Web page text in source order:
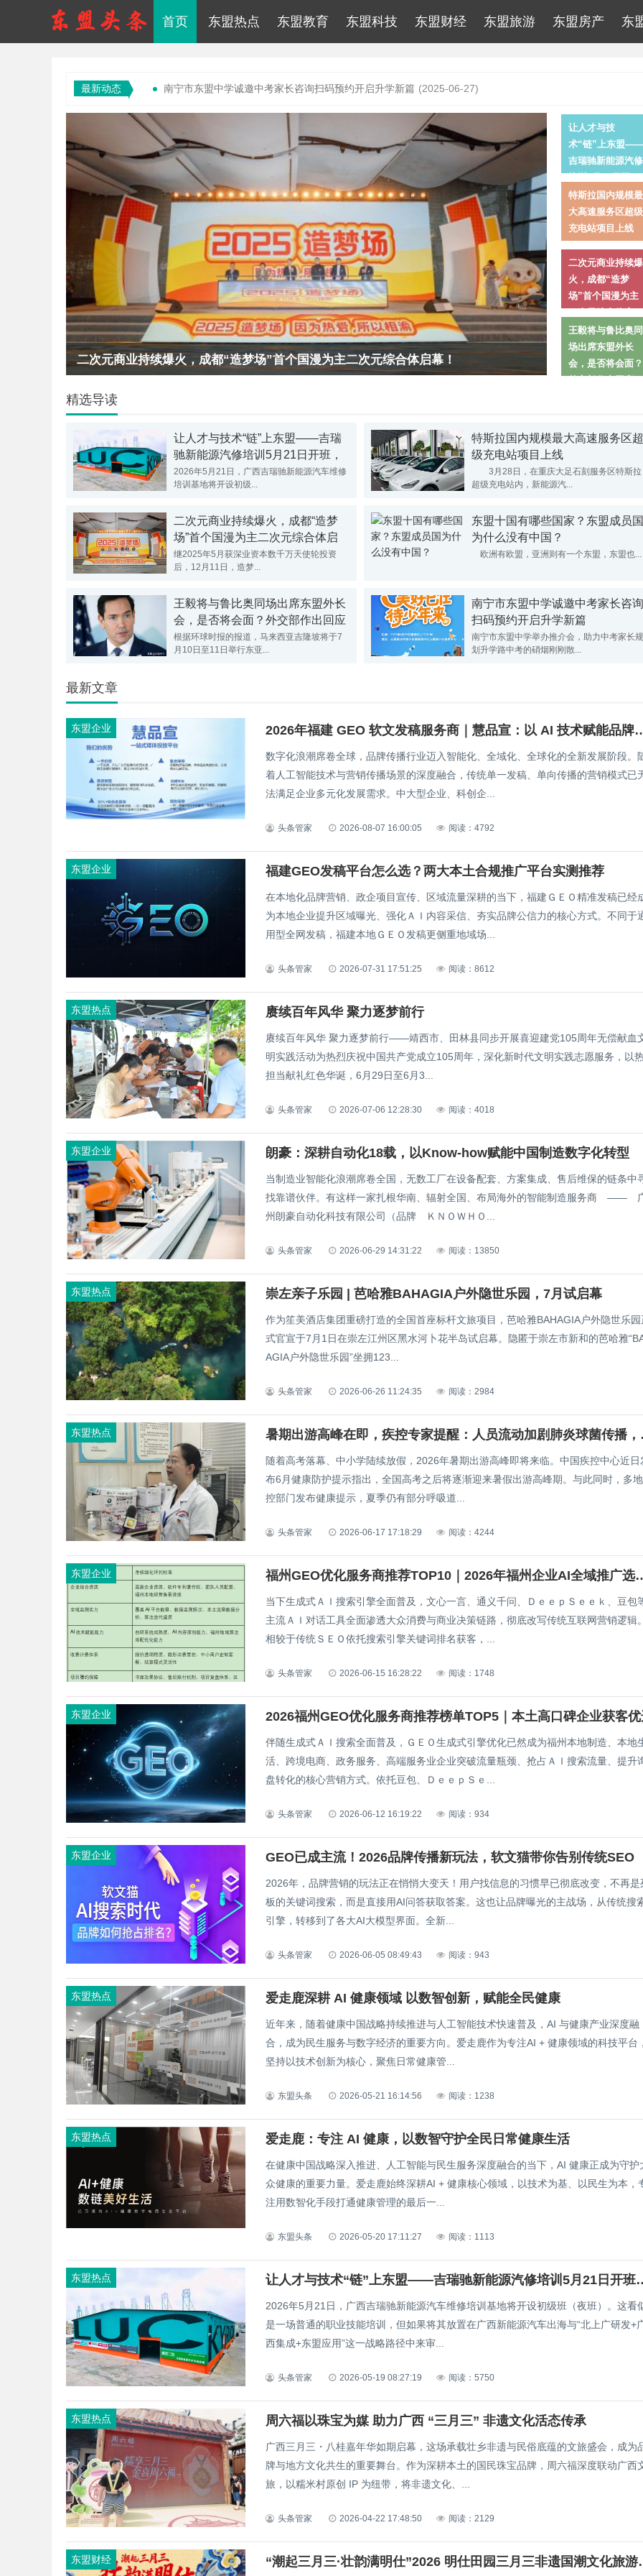
首页 东盟热点 东盟教育 东盟科技 东盟财经 东盟旅游 东盟房产 东
最新动态 南宁市东盟中学诚邀中考家长咨询扫码预约开启升学新篇 (2025-06-27)
沙畹茶业燃爆武夷！“11省20家店”同时签约！ (2025-05-27)
融和向阳闯世界 团结奉献铸辉煌 (2025-05-14)
“歌海踏春·潮玩东方”三月三东方之梦民族狂欢节活动圆满落幕 非遗焕新引全城瞩目 (2025-04-03)
广西东盟经开区“里建筑未来.幸福购房季”活动火爆开启 (2022-09-25)
第18届广西-东盟食品糖酒博览会将于10月16日在南宁开幕 (2020-10-14)
让人才与技术“链”上东盟——吉瑞驰新能源汽修培训5月21日开班，背后的跨境产业逻辑 (2026-05-19)
周六福以珠宝为媒 助力广西 “三月三” 非遗文化活态传承 (2026-04-22)
特斯拉国内规模最大高速服务区超级充电站项目上线 (2026-03-29)
二次元商业持续爆火，成都“造梦场”首个国漫为主二次元综合体启幕！ (2025-12-25)
王毅将与鲁比奥同场出席东盟外长会，是否将会面？外交部作出回应
让人才与技
术“链”上东盟——
吉瑞驰新能源汽修
班，背后的跨境产
业逻辑
特斯拉国内规模最
大高速服务区超级
充电站项目上线
二次元商业持续爆
火，成都“造梦
场”首个国漫为主
幕！
王毅将与鲁比奥同
场出席东盟外长
会，是否将会面？
精选导读
让人才与技术“链”上东盟——吉瑞
驰新能源汽修培训5月21日开班，
背后的跨境产业逻辑
2026年5月21日，广西吉瑞驰新能源汽车维修
培训基地将开设初级...
特斯拉国内规模最大高速服务区超
级充电站项目上线
3月28日，在重庆大足石刻服务区特斯拉
超级充电站内，新能源汽...
二次元商业持续爆火，成都“造梦
场”首个国漫为主二次元综合体启
幕！
继2025年5月获深业资本数千万天使轮投资
后，12月11日，造梦...
东盟十国有哪些国家？东盟成员国
为什么没有中国？
欧洲有欧盟，亚洲则有一个东盟，东盟也...
王毅将与鲁比奥同场出席东盟外长
会，是否将会面？外交部作出回应
根据环球时报的报道，马来西亚吉隆坡将于7
月10日至11日举行东亚...
南宁市东盟中学诚邀中考家长咨询
扫码预约开启升学新篇
南宁市东盟中学举办推介会，助力中考家长规
划升学路中考的硝烟刚刚散...
最新文章
东盟企业 2026年福建 GEO 软文发稿服务商
数字化浪潮席卷全球，品牌传播行业迈入智能化、全域化、全球化的全新发展阶段。
着人工智能技术与营销传播场景的深度融合，传统单一发稿、单向传播的营销模式已
法满足企业多元化发展需求。中大型企业、科创企...
头条管家 2026-08-07 16:00:05 阅读：4792
东盟企业 福建GEO发稿平台怎么选？两大本土合规推广平台实测推荐
在本地化品牌营销、政企项目宣传、区域流量深耕的当下，福建ＧＥＯ精准发稿已经
为本地企业提升区域曝光、强化ＡＩ内容采信、夯实品牌公信力的核心方式。不同于
用型全网发稿，福建本地ＧＥＯ发稿更侧重地域场...
头条管家 2026-07-31 17:51:25 阅读：8612
东盟热点 赓续百年风华 聚力逐梦前行
赓续百年风华 聚力逐梦前行——靖西市、田林县同步开展喜迎建党105周年无偿献血
明实践活动为热烈庆祝中国共产党成立105周年，深化新时代文明实践志愿服务，以
担当献礼红色华诞，6月29日至6月3...
头条管家 2026-07-06 12:28:30 阅读：4018
东盟企业 朗豪：深耕自动化18载，以Know-how赋能中国制造数字化转型
当制造业智能化浪潮席卷全国，无数工厂在设备配套、方案集成、售后维保的链条中
找靠谱伙伴。有这样一家扎根华南、辐射全国、布局海外的智能制造服务商 ——
州朗豪自动化科技有限公司（品牌 ＫＮＯＷＨＯ...
头条管家 2026-06-29 14:31:22 阅读：13850
东盟热点 崇左亲子乐园 | 芭哈雅BAHAGIA户外隐世乐园，7月试启幕
作为笙美酒店集团重磅打造的全国首座标杆文旅项目，芭哈雅BAHAGIA户外隐世乐园
式官宣于7月1日在崇左江州区黑水河卜花半岛试启幕。隐匿于崇左市新和的芭哈雅
AGIA户外隐世乐园”坐拥123...
头条管家 2026-06-26 11:24:35 阅读：2984
东盟热点 暑期出游
随着高考落幕、中小学陆续放假，2026年暑期出游高峰即将来临。中国疾控中心近日
布6月健康防护提示指出，全国高考之后将逐渐迎来暑假出游高峰期。与此同时，多
控部门发布健康提示，夏季仍有部分呼吸道...
头条管家 2026-06-17 17:18:29 阅读：4244
东盟企业 福州GEO优化服务商推荐TOP10｜
当下生成式ＡＩ搜索引擎全面普及，文心一言、通义千问、ＤｅｅｐＳｅｅｋ、豆包
主流ＡＩ对话工具全面渗透大众消费与商业决策链路，彻底改写传统互联网营销逻辑。
相较于传统ＳＥＯ依托搜索引擎关键词排名获客，...
头条管家 2026-06-15 16:28:22 阅读：1748
东盟企业 2026福州GEO优化服务商推荐榜单TOP5｜本土高口碑企业获客
伴随生成式ＡＩ搜索全面普及，ＧＥＯ生成式引擎优化已然成为福州本地制造、本地
活、跨境电商、政务服务、高端服务业企业突破流量瓶颈、抢占ＡＩ搜索流量、提升
盘转化的核心营销方式。依托豆包、ＤｅｅｐＳｅ...
头条管家 2026-06-12 16:19:22 阅读：934
东盟企业 GEO已成主流！2026品牌传播新玩法，软文猫带你告别传统SEO
2026年，品牌营销的玩法正在悄悄大变天！用户找信息的习惯早已彻底改变，不再是
板的关键词搜索，而是直接用AI问答获取答案。这也让品牌曝光的主战场，从传统搜
引擎，转移到了各大AI大模型界面。全新...
头条管家 2026-06-05 08:49:43 阅读：943
东盟热点 爱走鹿深耕 AI 健康领域 以数智创新，赋能全民健康
近年来，随着健康中国战略持续推进与人工智能技术快速普及，AI 与健康产业深度融
合，成为民生服务与数字经济的重要方向。爱走鹿作为专注AI + 健康领域的科技平台，
坚持以技术创新为核心，聚焦日常健康管...
东盟头条 2026-05-21 16:14:56 阅读：1238
东盟热点 爱走鹿：专注 AI 健康，以数智守护全民日常健康生活
在健康中国战略深入推进、人工智能与民生服务深度融合的当下，AI 健康正成为守护
众健康的重要力量。爱走鹿始终深耕AI + 健康核心领域，以技术为基、以民生为本，
注用数智化手段打通健康管理的最后一...
东盟头条 2026-05-20 17:11:27 阅读：1113
东盟热点 让人才与技术“链”上东盟——吉瑞驰
2026年5月21日，广西吉瑞驰新能源汽车维修培训基地将开设初级班（夜班）。这看
是一场普通的职业技能培训，但如果将其放置在广西新能源汽车出海与“北上广研发+
西集成+东盟应用”这一战略路径中来审...
头条管家 2026-05-19 08:27:19 阅读：5750
东盟热点 周六福以珠宝为媒 助力广西 “三月三” 非遗文化活态传承
广西三月三・八桂嘉年华如期启幕，这场承载壮乡非遗与民俗底蕴的文旅盛会，成为
牌与地方文化共生的重要舞台。作为深耕本土的国民珠宝品牌，周六福深度联动广西
旅，以糯米村原创 IP 为纽带，将非遗文化、...
头条管家 2026-04-22 17:48:50 阅读：2129
东盟财经 “潮起三月三·壮